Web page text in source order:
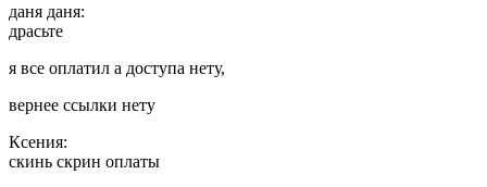
даня даня:
драсьте
я все оплатил а доступа нету,
вернее ссылки нету
Ксения:
скинь скрин оплаты